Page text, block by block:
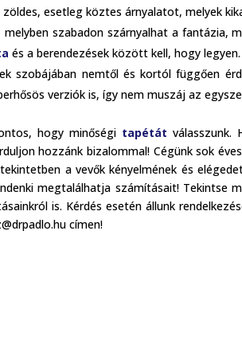
esetleg köztes árnyalatot, melyek
szabadon szárnyalhat a fantázia,
és a berendezések között kell, hogy legyen.
szobájában nemtől és kortól függően
verziók is, így nem muszáj az
hogy minőségi tapétát
hozzánk bizalommal! Cégünk sok
a vevők kényelmének és
megtalálhatja számításait! Tekintse
is. Kérdés esetén állunk
címen!